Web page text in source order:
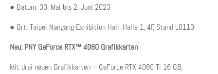
● Datum: 30. Mai bis 2. Juni 2023
● Ort: Taipei Nangang Exhibition Hall, Halle 1, 4F, Stand L0110
Neu: PNY GeForce RTX™ 4060 Grafikkarten
Mit drei neuen Grafikkarten – GeForce RTX 4060 Ti 16 GB,